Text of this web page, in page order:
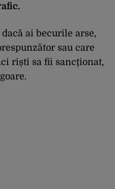
dacă ai becurile arse,
sau care
riști sa fii sancționat,